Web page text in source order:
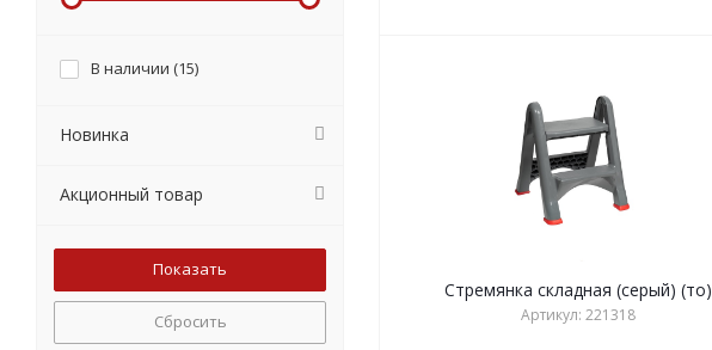
Стремянка складная (серый) (то)
Артикул: 221318
В наличии (15)
Новинка
Акционный товар
Сбросить